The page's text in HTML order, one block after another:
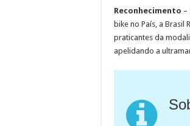
Reconhecimento –
bike no País, a
praticantes da
apelidando a